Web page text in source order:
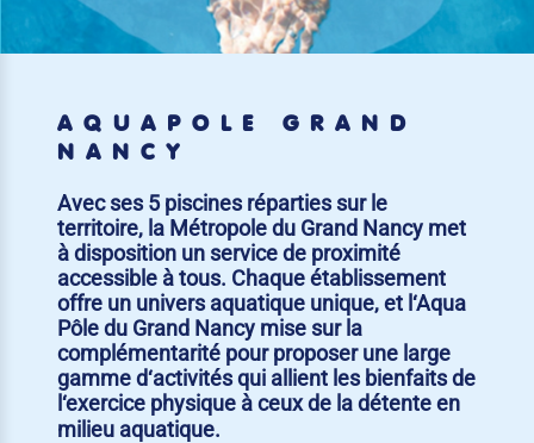
AQUAPÔLE GRAND
NANCY
Avec ses 5 piscines réparties sur le
territoire, la Métropole du Grand Nancy met
à disposition un service de proximité
accessible à tous. Chaque établissement
offre un univers aquatique unique, et l‘Aqua
Pôle du Grand Nancy mise sur la
complémentarité pour proposer une large
gamme d‘activités qui allient les bienfaits de
l‘exercice physique à ceux de la détente en
milieu aquatique.